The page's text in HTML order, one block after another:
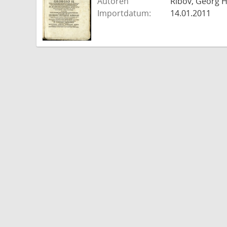
Importdatum:
14.01.2011